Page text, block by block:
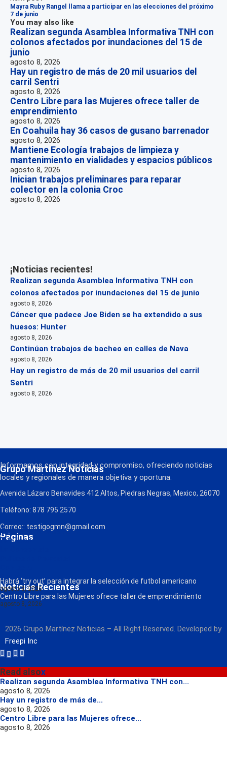
Mayra Ruby Rangel llama a participar en las elecciones del próximo
7 de junio
You may also like
Realizan segunda Asamblea Informativa TNH con
colonos afectados por inundaciones del 15 de
junio
agosto 8, 2026
Hay un registro de más de 20 mil usuarios del
carril Sentri
agosto 8, 2026
Centro Libre para las Mujeres ofrece taller de
emprendimiento
agosto 8, 2026
En Coahuila hay 36 casos de gusano barrenador
agosto 8, 2026
Mantiene Ecología trabajos de limpieza y
mantenimiento en vialidades y espacios públicos
agosto 8, 2026
Inician trabajos preliminares para reparar
colector en la colonia Croc
agosto 8, 2026
¡Noticias recientes!
Realizan segunda Asamblea Informativa TNH con
colonos afectados por inundaciones del 15 de junio
agosto 8, 2026
Cáncer que padece Joe Biden se ha extendido a sus
huesos: Hunter
agosto 8, 2026
Continúan trabajos de bacheo en calles de Nava
agosto 8, 2026
Hay un registro de más de 20 mil usuarios del carril
Sentri
agosto 8, 2026
Grupo Martínez Noticias
Informamos con integridad y compromiso, ofreciendo noticias
locales y regionales de manera objetiva y oportuna.
Avenida Lázaro Benavides 412 Altos, Piedras Negras, Mexico, 26070
Teléfono: 878 795 2570
Correo:: testigogmn@gmail.com
Páginas
¡Descarga nuestra App!
FM Globo
Radio
Noticias Recientes
Habrá ‘try out’ para integrar la selección de futbol americano
agosto 8, 2026
Centro Libre para las Mujeres ofrece taller de emprendimiento
agosto 8, 2026
2026 Grupo Martínez Noticias – All Right Reserved. Developed by
Freepi Inc
Read alsox
Realizan segunda Asamblea Informativa TNH con...
agosto 8, 2026
Hay un registro de más de...
agosto 8, 2026
Centro Libre para las Mujeres ofrece...
agosto 8, 2026